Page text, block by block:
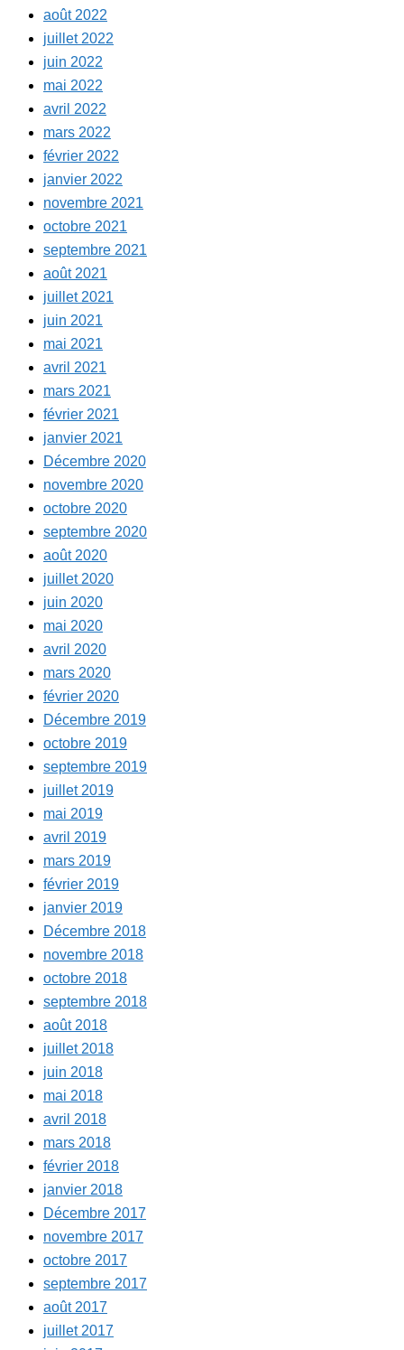
août 2022
juillet 2022
juin 2022
mai 2022
avril 2022
mars 2022
février 2022
janvier 2022
novembre 2021
octobre 2021
septembre 2021
août 2021
juillet 2021
juin 2021
mai 2021
avril 2021
mars 2021
février 2021
janvier 2021
Décembre 2020
novembre 2020
octobre 2020
septembre 2020
août 2020
juillet 2020
juin 2020
mai 2020
avril 2020
mars 2020
février 2020
Décembre 2019
octobre 2019
septembre 2019
juillet 2019
mai 2019
avril 2019
mars 2019
février 2019
janvier 2019
Décembre 2018
novembre 2018
octobre 2018
septembre 2018
août 2018
juillet 2018
juin 2018
mai 2018
avril 2018
mars 2018
février 2018
janvier 2018
Décembre 2017
novembre 2017
octobre 2017
septembre 2017
août 2017
juillet 2017